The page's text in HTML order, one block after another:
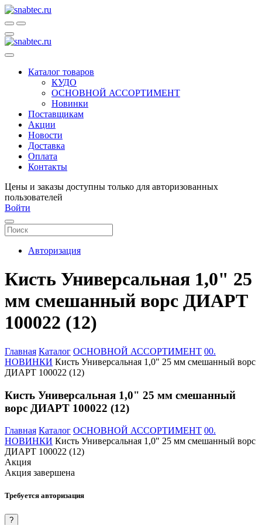
Каталог товаров
КУДО
ОСНОВНОЙ АССОРТИМЕНТ
Новинки
Поставщикам
Акции
Новости
Доставка
Оплата
Контакты
Цены и заказы доступны только для авторизованных
пользователей
Войти
Авторизация
Кисть Универсальная 1,0" 25
мм смешанный ворс ДИАРТ
100022 (12)
Главная Каталог ОСНОВНОЙ АССОРТИМЕНТ 00.
НОВИНКИ Кисть Универсальная 1,0" 25 мм смешанный ворс
ДИАРТ 100022 (12)
Кисть Универсальная 1,0" 25 мм смешанный
ворс ДИАРТ 100022 (12)
Главная Каталог ОСНОВНОЙ АССОРТИМЕНТ 00.
НОВИНКИ Кисть Универсальная 1,0" 25 мм смешанный ворс
ДИАРТ 100022 (12)
Акция
Акция завершена
Требуется авторизация
?